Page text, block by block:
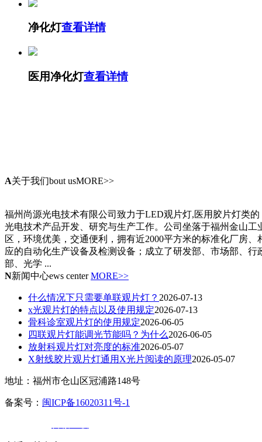
净化灯查看详情
医用净化灯查看详情
A关于我们bout usMORE>>
福州尚源光电技术有限公司致力于LED观片灯,医用胶片灯类的
光电技术产品开发、研究与生产工作。公司坐落于福州金山工
区，环境优美，交通便利，拥有近2000平方米的标准化厂房、
应的自动化生产设备及检测设备；成立了研发部、市场部、行
部、光学 ...
N新闻中心ews center MORE>>
什么情况下只需要单联观片灯？ 2026-07-13
x光观片灯的特点以及使用规定2026-07-13
骨科诊室观片灯的使用规定2026-06-05
四联观片灯能调光节能吗？为什么2026-06-05
放射科观片灯对亮度的标准2026-05-07
X射线胶片观片灯通用X光片阅读的原理2026-05-07
地址：福州市仓山区冠浦路148号
备案号： 闽ICP备16020311号-1